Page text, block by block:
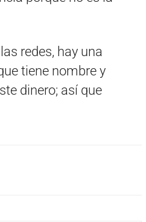
redes, hay una
tiene nombre y
dinero; así que